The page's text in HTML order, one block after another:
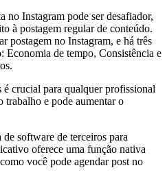
no Instagram pode ser desafiador,
à postagem regular de conteúdo.
postagem no Instagram, e há três
Economia de tempo, Consistência e
é crucial para qualquer profissional
trabalho e pode aumentar o
software de terceiros para
oferece uma função nativa
você pode agendar post no